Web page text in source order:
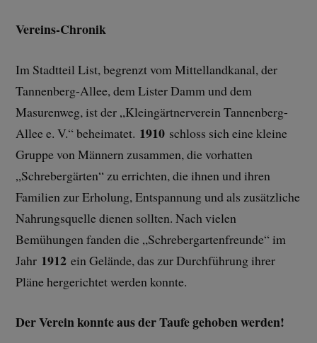
Vereins-Chronik
Im Stadtteil List, begrenzt vom Mittellandkanal, der
Tannenberg-Allee, dem Lister Damm und dem
Masurenweg, ist der „Kleingärtnerverein Tannenberg-
Allee e. V.“ beheimatet. 1910 schloss sich eine kleine
Gruppe von Männern zusammen, die vorhatten
„Schrebergärten“ zu errichten, die ihnen und ihren
Familien zur Erholung, Entspannung und als zusätzliche
Nahrungsquelle dienen sollten. Nach vielen
Bemühungen fanden die „Schrebergartenfreunde“ im
Jahr 1912 ein Gelände, das zur Durchführung ihrer
Pläne hergerichtet werden konnte.
Der Verein konnte aus der Taufe gehoben werden!